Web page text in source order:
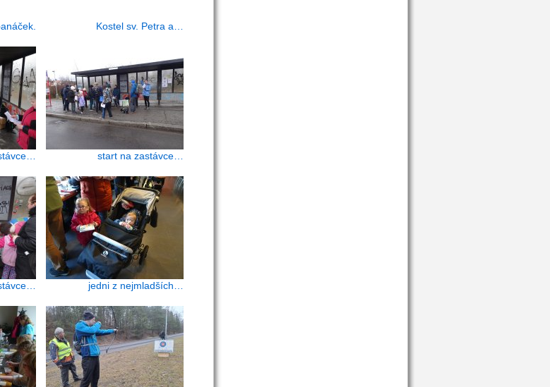
Kostel sv. Petra a…
start na zastávce…
jedni z nejmladších…